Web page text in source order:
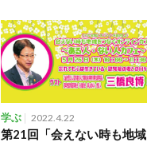
学ぶ 2022.4.22
第21回「会えない時も地域